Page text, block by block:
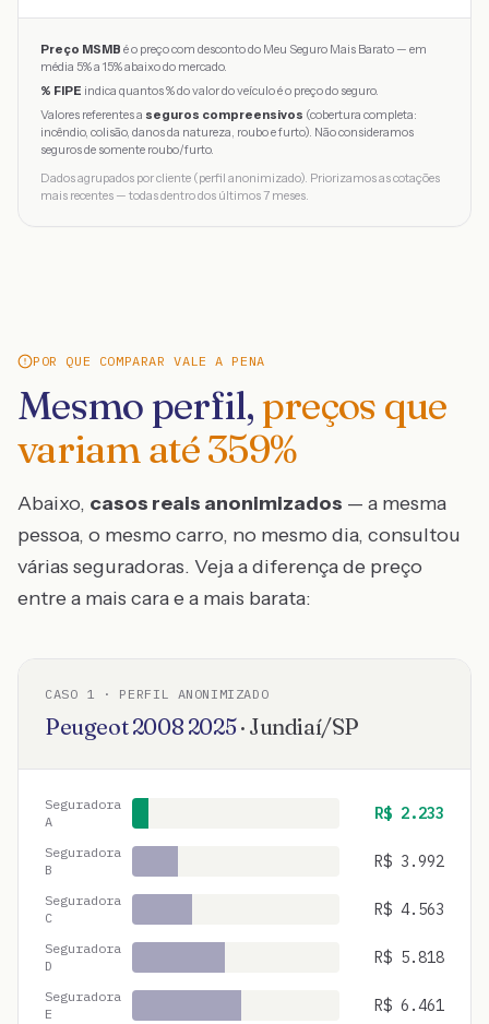
Preço MSMB é o preço com desconto do Meu Seguro Mais Barato — em
média 5% a 15% abaixo do mercado.
% FIPE indica quantos % do valor do veículo é o preço do seguro.
Valores referentes a seguros compreensivos (cobertura completa:
incêndio, colisão, danos da natureza, roubo e furto). Não consideramos
seguros de somente roubo/furto.
Dados agrupados por cliente (perfil anonimizado). Priorizamos as cotações
mais recentes — todas dentro dos últimos 7 meses.
POR QUE COMPARAR VALE A PENA
Mesmo perfil, preços que
variam até359%
Abaixo, casos reais anonimizados — a mesma
pessoa, o mesmo carro, no mesmo dia, consultou
várias seguradoras. Veja a diferença de preço
entre a mais cara e a mais barata:
CASO 1 · PERFIL ANONIMIZADO
Peugeot2008 2025· Jundiaí/SP
Seguradora
A
R$ 2.233
Seguradora
B
R$ 3.992
Seguradora
C
R$ 4.563
Seguradora
D
R$ 5.818
Seguradora
E
R$ 6.461